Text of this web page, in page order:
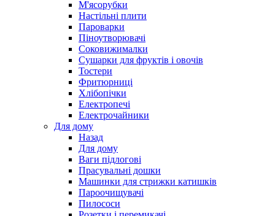
М'ясорубки
Настільні плити
Пароварки
Піноутворювачі
Соковижималки
Сушарки для фруктів і овочів
Тостери
Фритюрниці
Хлібопічки
Електропечі
Електрочайники
Для дому
Назад
Для дому
Ваги підлогові
Прасувальні дошки
Машинки для стрижки катишків
Пароочищувачі
Пилососи